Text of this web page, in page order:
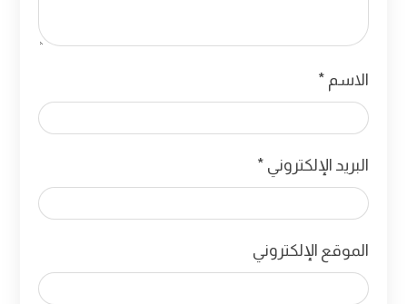
الاسم *
البريد الإلكتروني *
الموقع الإلكتروني